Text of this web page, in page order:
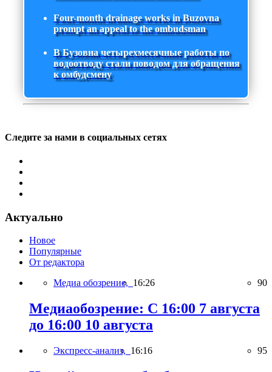
Four-month drainage works in Buzovna
prompt an appeal to the ombudsman
В Бузовна четырехмесячные работы по
водоотводу стали поводом для обращения
к омбудсмену
Следите за нами в социальных сетях
Актуально
Новое
Популярные
От редактора
Медиа обозрение, 16:26 90
Медиаобозрение: С 16:00 7 августа
до 16:00 10 августа
Экспресс-анализ, 16:16 95